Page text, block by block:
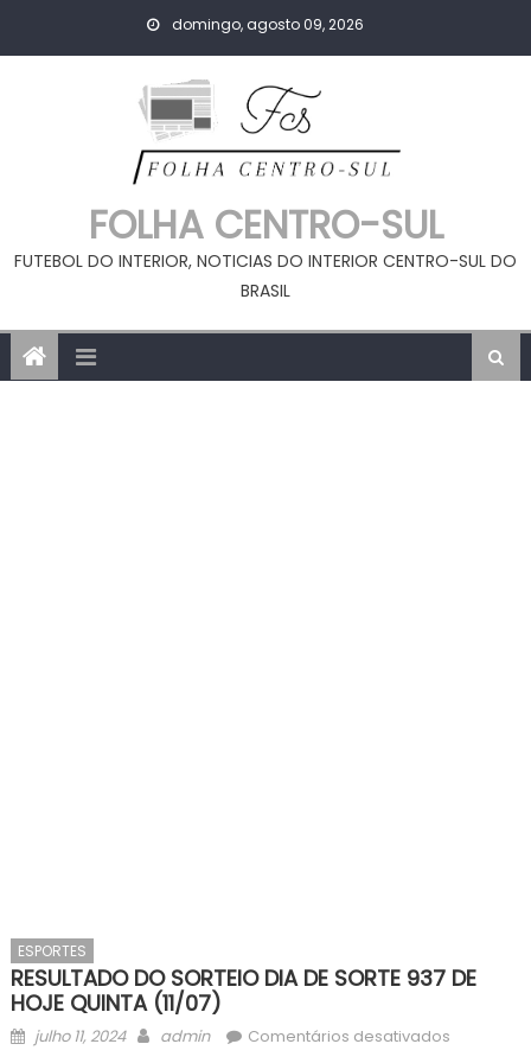
domingo, agosto 09, 2026
FOLHA CENTRO-SUL
FUTEBOL DO INTERIOR, NOTICIAS DO INTERIOR CENTRO-SUL DO
BRASIL
ESPORTES
RESULTADO DO SORTEIO DIA DE SORTE 937 DE
HOJE QUINTA (11/07)
Posted
julho 11, 2024 Author
admin Comentários desativadosem